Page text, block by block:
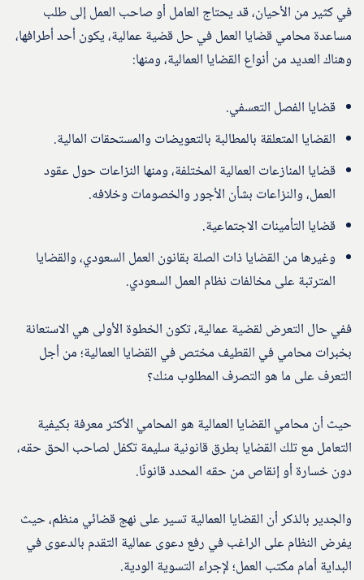
في كثير من الأحيان، قد يحتاج العامل أو صاحب العمل إلى طلب
مساعدة محامي قضايا العمل في حل قضية عمالية، يكون أحد أطرافها،
وهناك العديد من أنواع القضايا العمالية، ومنها:
قضايا الفصل التعسفي.
القضايا المتعلقة بالمطالبة بالتعويضات والمستحقات المالية.
قضايا المنازعات العمالية المختلفة، ومنها النزاعات حول عقود
العمل، والنزاعات بشأن الأجور والخصومات وخلافه.
قضايا التأمينات الاجتماعية.
وغيرها من القضايا ذات الصلة بقانون العمل السعودي، والقضايا
المترتبة على مخالفات نظام العمل السعودي.
ففي حال التعرض لقضية عمالية، تكون الخطوة الأولى هي الاستعانة
بخبرات محامي في القطيف مختص في القضايا العمالية؛ من أجل
التعرف على ما هو التصرف المطلوب منك؟
حيث أن محامي القضايا العمالية هو المحامي الأكثر معرفة بكيفية
التعامل مع تلك القضايا بطرق قانونية سليمة تكفل لصاحب الحق حقه،
دون خسارة أو إنقاص من حقه المحدد قانونًا.
والجدير بالذكر أن القضايا العمالية تسير على نهج قضائي منظم، حيث
يفرض النظام على الراغب في رفع دعوى عمالية التقدم بالدعوى في
البداية أمام مكتب العمل؛ لإجراء التسوية الودية.